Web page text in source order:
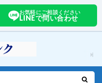
お気軽にご相談ください
LINEで問い合わせ